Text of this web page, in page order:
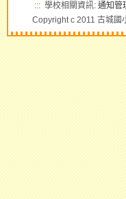
::: 學校相關資訊: 通知管
Copyright c 2011 古城國